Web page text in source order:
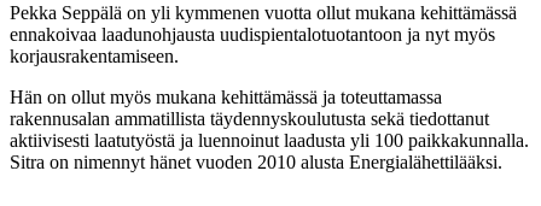
Pekka Seppälä on yli kymmenen vuotta ollut mukana kehittämässä
ennakoivaa laadunohjausta uudispientalotuotantoon ja nyt myös
korjausrakentamiseen.
Hän on ollut myös mukana kehittämässä ja toteuttamassa
rakennusalan ammatillista täydennyskoulutusta sekä tiedottanut
aktiivisesti laatutyöstä ja luennoinut laadusta yli 100 paikkakunnalla.
Sitra on nimennyt hänet vuoden 2010 alusta Energialähettilääksi.